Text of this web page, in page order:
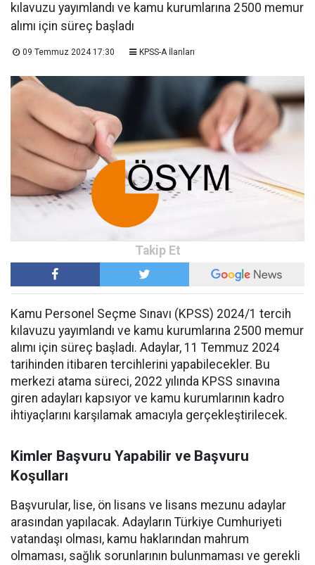
kılavuzu yayımlandı ve kamu kurumlarına 2500 memur
alımı için süreç başladı
09 Temmuz 2024 17:30 KPSS-A İlanları
Kamu Personel Seçme Sınavı (KPSS) 2024/1 tercih
kılavuzu yayımlandı ve kamu kurumlarına 2500 memur
alımı için süreç başladı. Adaylar, 11 Temmuz 2024
tarihinden itibaren tercihlerini yapabilecekler. Bu
merkezi atama süreci, 2022 yılında KPSS sınavına
giren adayları kapsıyor ve kamu kurumlarının kadro
ihtiyaçlarını karşılamak amacıyla gerçekleştirilecek.
Kimler Başvuru Yapabilir ve Başvuru
Koşulları
Başvurular, lise, ön lisans ve lisans mezunu adaylar
arasından yapılacak. Adayların Türkiye Cumhuriyeti
vatandaşı olması, kamu haklarından mahrum
olmaması, sağlık sorunlarının bulunmaması ve gerekli